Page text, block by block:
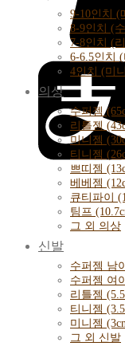
9-10인치 (
8-9인치 (
7-8인치 (
6-6.5인치
4인치 (미
의상
수퍼젬
리틀젬
미니젬
티니젬
쁘띠젬
베베젬
큐티파이
팀프
그 외 의상
신발
수퍼젬 남
수퍼젬 여
리틀젬
티니젬
미니젬
그 외 신발